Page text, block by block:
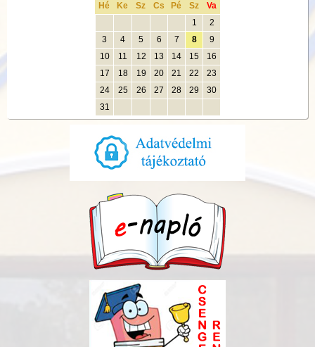
Hé Ke Sz Cs Pé Sz
Va
1
2
3
4 5 6 7 8
9
10
11 12 13 14 15
16
17
18 19 20 21 22
23
24
25 26 27 28 29
30
31